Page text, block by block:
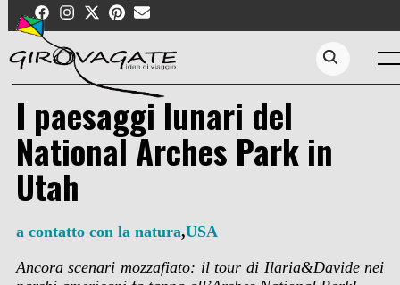
content
Search...
I paesaggi lunari del
National Arches Park in
Utah
a contatto con la natura,USA
Ancora scenari mozzafiato: il tour di Ilaria&Davidenei